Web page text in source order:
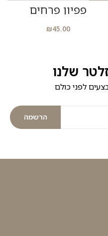
פפיון פרחים
₪45.00
שלנו
לפני כולם
הרשמה